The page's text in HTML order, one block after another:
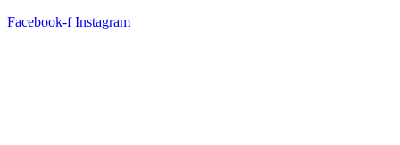
Facebook-f Instagram